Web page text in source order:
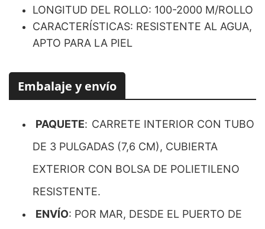
LONGITUD DEL ROLLO: 100-2000 M/ROLLO
CARACTERÍSTICAS: RESISTENTE AL AGUA,
APTO PARA LA PIEL
Embalaje y envío
PAQUETE: CARRETE INTERIOR CON TUBO
DE 3 PULGADAS (7,6 CM), CUBIERTA
EXTERIOR CON BOLSA DE POLIETILENO
RESISTENTE.
ENVÍO: POR MAR, DESDE EL PUERTO DE